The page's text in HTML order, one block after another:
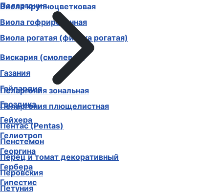
Виола крупноцветковая
Виола гофрированная
Виола рогатая (фиалка рогатая)
Вискария (смолевка)
Газания
Гайлардия
Гвоздика
Гейхера
Гелиотроп
Георгина
Гербера
Гипестис
Пеларгония
Пеларгония зональная
Пеларгония плющелистная
Пентас (Pentas)
Пенстемон
Перец и томат декоративный
Перовския
Петуния